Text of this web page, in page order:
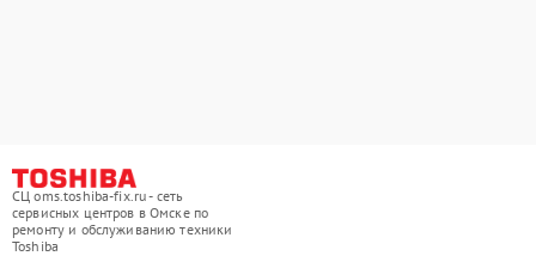
СЦ oms.toshiba-fix.ru - сеть
сервисных центров в Омске по
ремонту и обслуживанию техники
Toshiba